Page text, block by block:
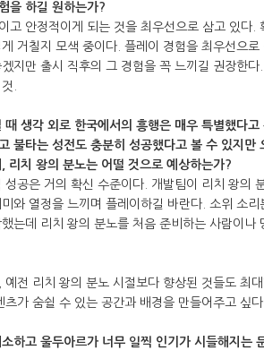
을 하길 원하는가?
고 안정적이게 되는 것을 최우선으로 삼고 있다.
거칠지 모색 중이다. 플레이 경험을 최우선으
지만 출시 직후의 그 경험을 꼭 느끼길 권장한
.
때 생각 외로 한국에서의 흥행은 매우 특별했다
불타는 성전도 충분히 성공했다고 볼 수 있지만
리치 왕의 분노는 어떨 것으로 예상하는가?
성공은 거의 확신 수준이다. 개발팀이 리치 왕의
와 열정을 느끼며 플레이하길 바란다. 소위 소리
는데 리치 왕의 분노를 처음 준비하는 사람이나
전 리치 왕의 분노 시절보다 향상된 것들도 최
츠가 숨쉴 수 있는 공간과 배경을 만들어주고 싶다.
하고 울두아르가 너무 일찍 인기가 시들해지는